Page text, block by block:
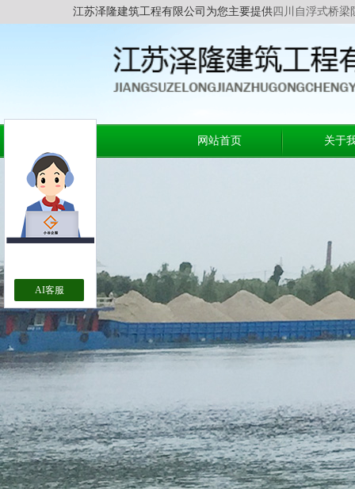
江苏泽隆建筑工程有限公司为您主要提供四川自浮式桥梁
网站首页 关于
AI客服